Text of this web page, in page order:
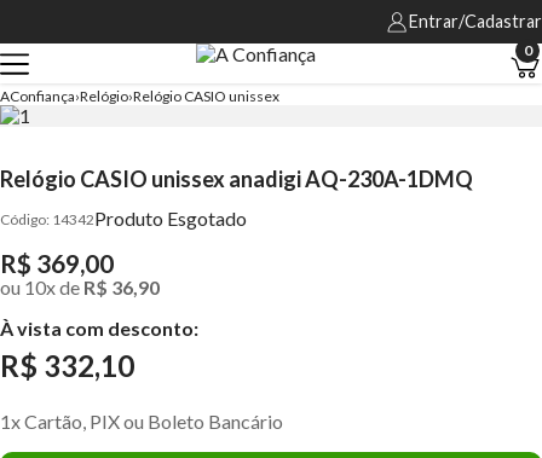
Entrar/Cadastrar
0
AConfiança Relógio Relógio CASIO unissex
Relógio CASIO unissex anadigi AQ-230A-1DMQ
14342Produto Esgotado
R$ 369,00
ou 10xde R$ 36,90
À vista com desconto:
R$ 332,10
1x Cartão, PIX ou Boleto Bancário